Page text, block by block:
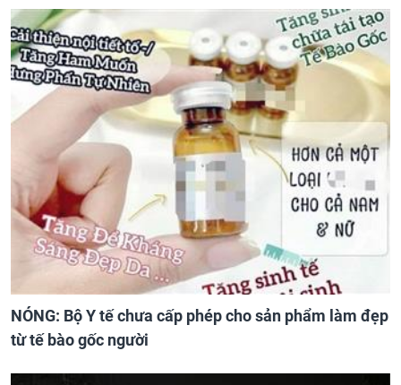
NÓNG: Bộ Y tế chưa cấp phép cho sản phẩm làm đẹp
từ tế bào gốc người